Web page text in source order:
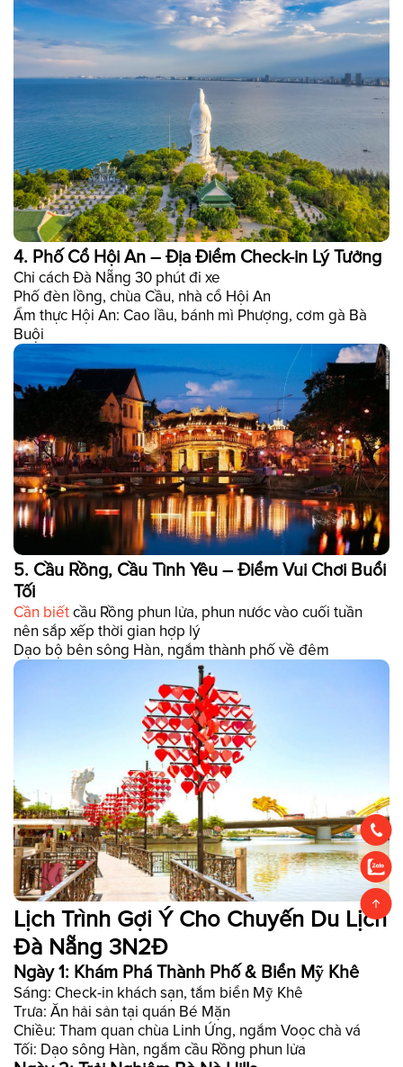
4. Phố Cổ Hội An – Địa Điểm Check-in Lý Tưởng
Chỉ cách Đà Nẵng 30 phút đi xe
Phố đèn lồng, chùa Cầu, nhà cổ Hội An
Ẩm thực Hội An: Cao lầu, bánh mì Phượng, cơm gà Bà
Buội
5. Cầu Rồng, Cầu Tình Yêu – Điểm Vui Chơi Buổi
Tối
Cần biếtcầu Rồng phun lửa, phun nước vào cuối tuần
nên sắp xếp thời gian hợp lý
Dạo bộ bên sông Hàn, ngắm thành phố về đêm
Lịch Trình Gợi Ý Cho Chuyến Du Lịch
Đà Nẵng 3N2Đ
Ngày 1: Khám Phá Thành Phố & Biển Mỹ Khê
Sáng: Check-in khách sạn, tắm biển Mỹ Khê
Trưa: Ăn hải sản tại quán Bé Mặn
Chiều: Tham quan chùa Linh Ứng, ngắm Voọc chà vá
Tối: Dạo sông Hàn, ngắm cầu Rồng phun lửa